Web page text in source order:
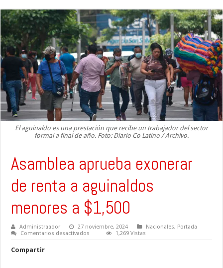
El aguinaldo es una prestación que recibe un trabajador del sector
formal a final de año. Foto: Diario Co Latino / Archivo.
Asamblea aprueba exonerar
de renta a aguinaldos
menores a $1,500
Administraador 27 noviembre, 2024 Nacionales, Portada
Comentarios desactivados
1,269 Vistas
Compartir